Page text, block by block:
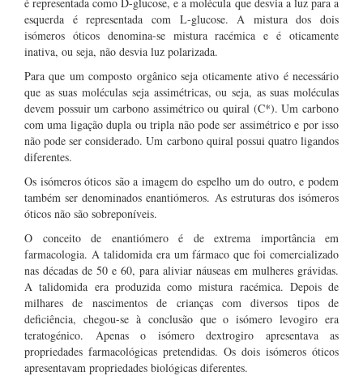
esquerda é representada com L-glucose. A mistura dos dois
isómeros óticos denomina-se mistura racémica e é oticamente
inativa, ou seja, não desvia luz polarizada.
Para que um composto orgânico seja oticamente ativo é necessário
que as suas moléculas seja assimétricas, ou seja, as suas moléculas
devem possuir um carbono assimétrico ou quiral (C*). Um carbono
com uma ligação dupla ou tripla não pode ser assimétrico e por isso
não pode ser considerado. Um carbono quiral possui quatro ligandos
diferentes.
Os isómeros óticos são a imagem do espelho um do outro, e podem
também ser denominados enantiómeros. As estruturas dos isómeros
óticos não são sobreponíveis.
O conceito de enantiómero é de extrema importância em
farmacologia. A talidomida era um fármaco que foi comercializado
nas décadas de 50 e 60, para aliviar náuseas em mulheres grávidas.
A talidomida era produzida como mistura racémica. Depois de
milhares de nascimentos de crianças com diversos tipos de
deficiência, chegou-se à conclusão que o isómero levogiro era
teratogénico. Apenas o isómero dextrogiro apresentava as
propriedades farmacológicas pretendidas. Os dois isómeros óticos
apresentavam propriedades biológicas diferentes.